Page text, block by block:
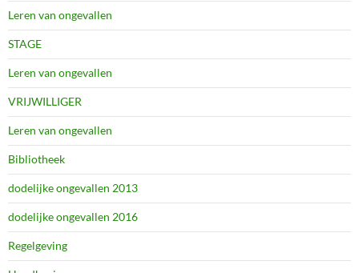
Leren van ongevallen
STAGE
Leren van ongevallen
VRIJWILLIGER
Leren van ongevallen
Bibliotheek
dodelijke ongevallen 2013
dodelijke ongevallen 2016
Regelgeving